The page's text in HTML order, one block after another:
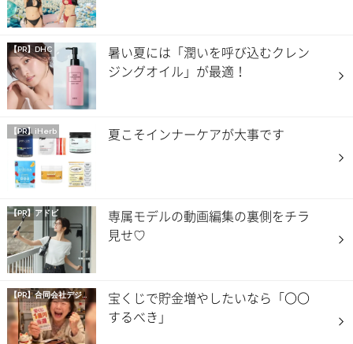
【PR】DHC
暑い夏には「潤いを呼び込むクレン
ジングオイル」が最適！
【PR】iHerb 夏こそインナーケアが大事です
【PR】アドビ
専属モデルの動画編集の裏側をチラ
見せ♡
【PR】合同会社デジタルファーム
宝くじで貯金増やしたいなら「〇〇
するべき」